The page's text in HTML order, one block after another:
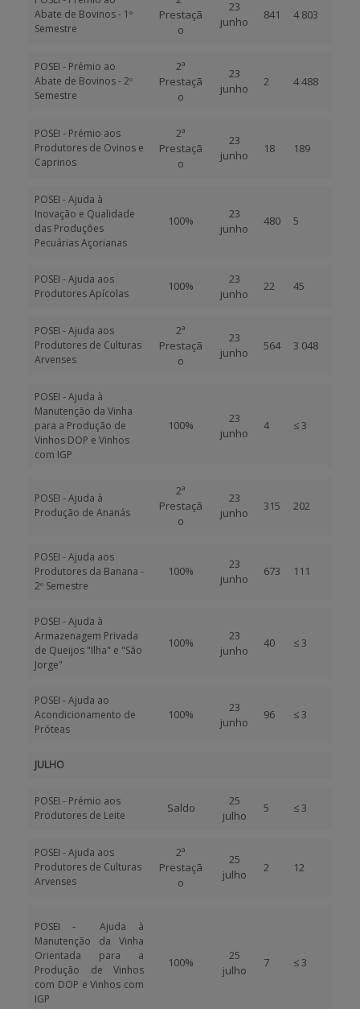
Abate de Bovinos - 1º
Semestre
Prestaçã
o
23
junho
841 4 803
POSEI - Prémio ao
Abate de Bovinos - 2º
Semestre
2ª
Prestaçã
o
23
junho
2 4 488
POSEI - Prémio aos
Produtores de Ovinos e
Caprinos
2ª
Prestaçã
o
23
junho
18 189
POSEI - Ajuda à
Inovação e Qualidade
das Produções
Pecuárias Açorianas
100%
23
junho
480 5
POSEI - Ajuda aos
Produtores Apícolas
100%
23
junho
22 45
POSEI - Ajuda aos
Produtores de Culturas
Arvenses
2ª
Prestaçã
o
23
junho
564 3 048
POSEI - Ajuda à
Manutenção da Vinha
para a Produção de
Vinhos DOP e Vinhos
com IGP
100%
23
junho
4 ≤ 3
POSEI - Ajuda à
Produção de Ananás
2ª
Prestaçã
o
23
junho
315 202
POSEI - Ajuda aos
Produtores da Banana -
2º Semestre
100%
23
junho
673 111
POSEI - Ajuda à
Armazenagem Privada
de Queijos "Ilha" e "São
Jorge"
100%
23
junho
40 ≤ 3
POSEI - Ajuda ao
Acondicionamento de
Próteas
100%
23
junho
96 ≤ 3
JULHO
POSEI - Prémio aos
Produtores de Leite
Saldo
25
julho
5 ≤ 3
POSEI - Ajuda aos
Produtores de Culturas
Arvenses
2ª
Prestaçã
o
25
julho
2 12
POSEI - Ajuda à
Manutenção da Vinha
Orientada para a
Produção de Vinhos
com DOP e Vinhos com
IGP
100%
25
julho
7 ≤ 3